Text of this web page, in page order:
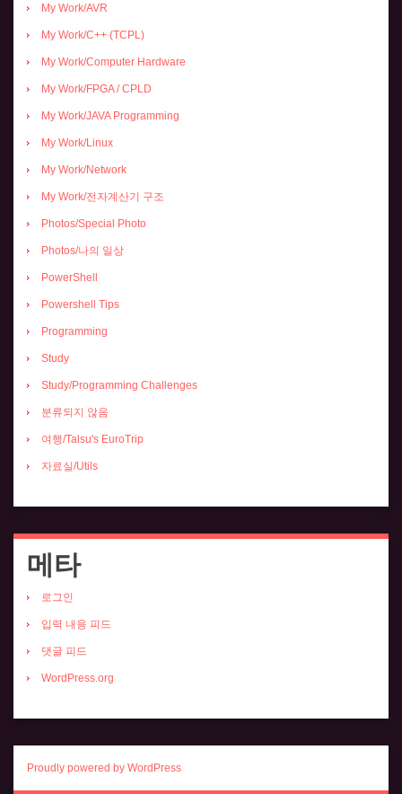
My Work/AVR
My Work/C++ (TCPL)
My Work/Computer Hardware
My Work/FPGA / CPLD
My Work/JAVA Programming
My Work/Linux
My Work/Network
My Work/전자계산기 구조
Photos/Special Photo
Photos/나의 일상
PowerShell
Powershell Tips
Programming
Study
Study/Programming Challenges
분류되지 않음
여행/Talsu's EuroTrip
자료실/Utils
메타
로그인
입력 내용 피드
댓글 피드
WordPress.org
Proudly powered by WordPress